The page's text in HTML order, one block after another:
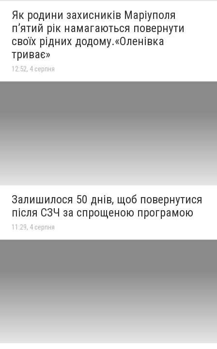
Як родини захисників Маріуполя
пʼятий рік намагаються повернути
своїх рідних додому.«Оленівка
триває»
12:52, 4 серпня
Залишилося 50 днів, щоб повернутися
після СЗЧ за спрощеною програмою
11:29, 4 серпня